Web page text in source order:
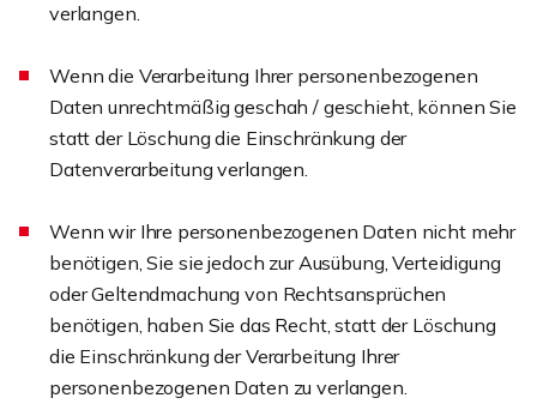
verlangen.
Wenn die Verarbeitung Ihrer personenbezogenen
Daten unrechtmäßig geschah / geschieht, können Sie
statt der Löschung die Einschränkung der
Datenverarbeitung verlangen.
Wenn wir Ihre personenbezogenen Daten nicht mehr
benötigen, Sie sie jedoch zur Ausübung, Verteidigung
oder Geltendmachung von Rechtsansprüchen
benötigen, haben Sie das Recht, statt der Löschung
die Einschränkung der Verarbeitung Ihrer
personenbezogenen Daten zu verlangen.